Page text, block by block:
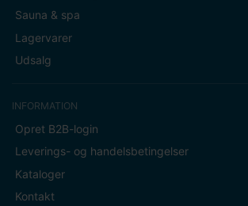
Sauna & spa
Lagervarer
Udsalg
INFORMATION
Opret B2B-login
Leverings- og handelsbetingelser
Kataloger
Kontakt